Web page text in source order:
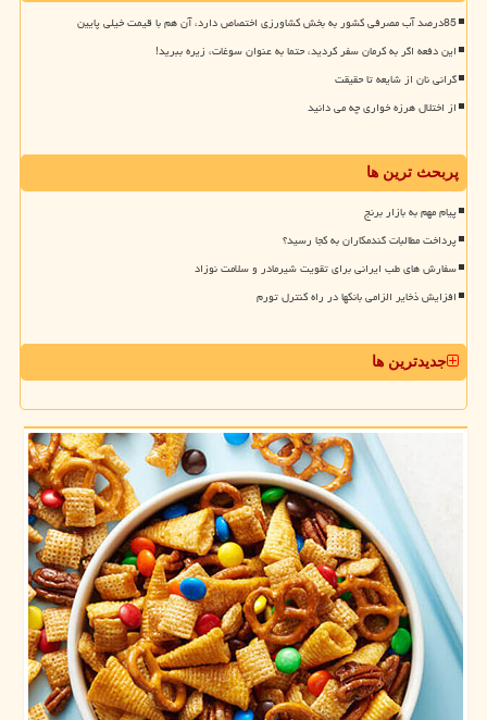
85درصد آب مصرفی کشور به بخش کشاورزی اختصاص دارد، آن هم با قیمت خیلی پایین
این دفعه اگر به کرمان سفر کردید، حتما به عنوان سوغات، زیره ببرید!
گرانی نان از شایعه تا حقیقت
از اختلال هرزه خواری چه می دانید
پربحث ترین ها
پیام مهم به بازار برنج
پرداخت مطالبات گندمکاران به کجا رسید؟
سفارش های طب ایرانی برای تقویت شیرمادر و سلامت نوزاد
افزایش ذخایر الزامی بانکها در راه کنترل تورم
جدیدترین ها